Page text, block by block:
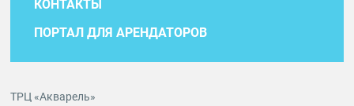
КОНТАКТЫ
ПОРТАЛ ДЛЯ АРЕНДАТОРОВ
ТРЦ «Акварель»